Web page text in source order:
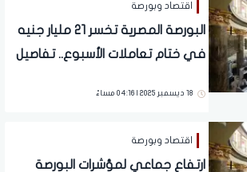
اقتصاد وبورصة
البورصة المصرية تخسر 21 مليار جنيه
في ختام تعاملات الأسبوع.. تفاصيل
18 ديسمبر 2025 | 04:16 مساءً
اقتصاد وبورصة
ارتفاع جماعي لمؤشرات البورصة